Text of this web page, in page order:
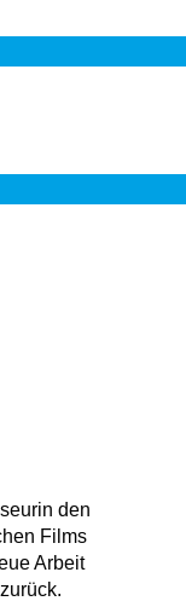
den
Films
Arbeit